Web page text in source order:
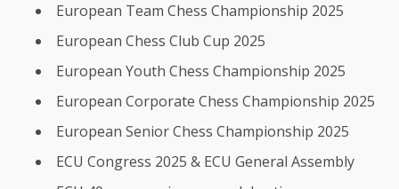
European Team Chess Championship 2025
European Chess Club Cup 2025
European Youth Chess Championship 2025
European Corporate Chess Championship 2025
European Senior Chess Championship 2025
ECU Congress 2025 & ECU General Assembly